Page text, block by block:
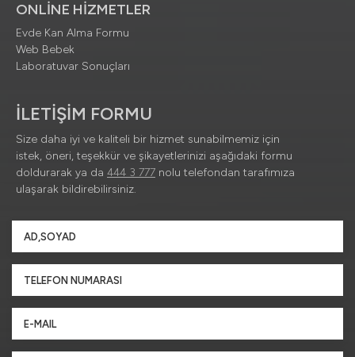
ONLİNE HİZMETLER
Evde Kan Alma Formu
Web Bebek
Laboratuvar Sonuçları
İLETİŞİM FORMU
Size daha iyi ve kaliteli bir hizmet sunabilmemiz için
istek, öneri, teşekkür ve şikayetlerinizi aşağıdaki formu
doldurarak ya da 444 3 777 nolu telefondan tarafımıza
ulaşarak bildirebilirsiniz.